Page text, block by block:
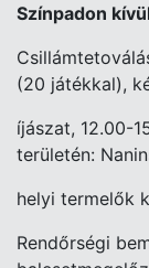
Színpadon
(20 játékkal),
íjászat, 12.00-
területén:
helyi termelők
Rendőrségi